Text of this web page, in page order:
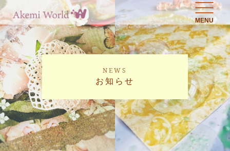
MENU
NEWS
お知らせ